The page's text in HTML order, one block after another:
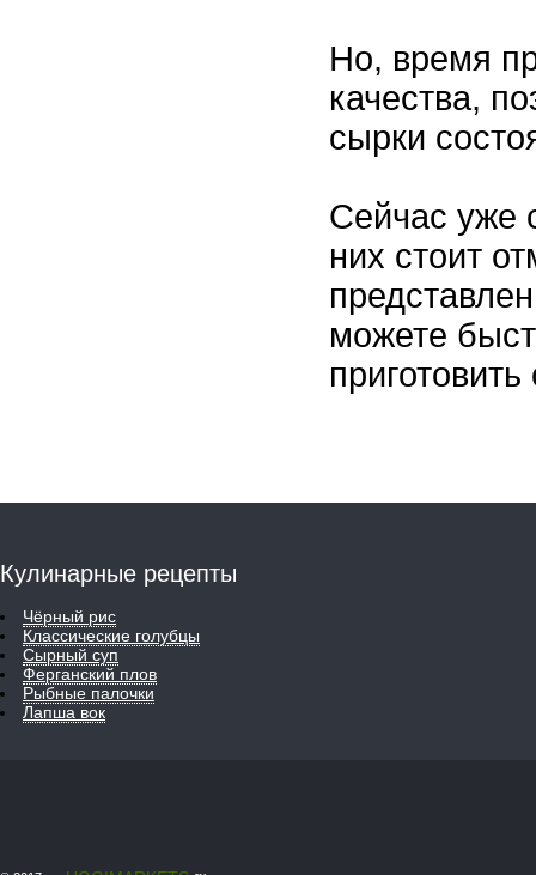
Но, время
качества,
сырки
Сейчас уже
них стоит
можете
Кулинарные рецепты
Чёрный рис
Классические голубцы
Сырный суп
Ферганский плов
Рыбные палочки
Лапша вок